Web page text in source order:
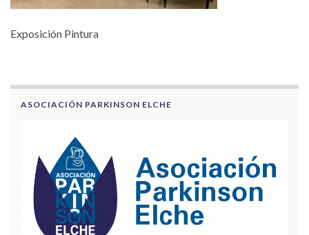
Exposición Pintura
ASOCIACIÓN PARKINSON ELCHE